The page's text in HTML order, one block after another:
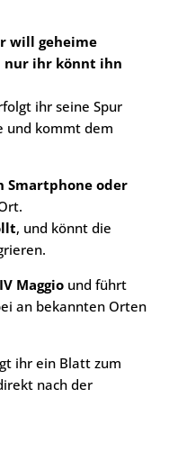
will geheime
nur ihr könnt ihn
ihr seine Spur
und kommt dem
Smartphone oder
, und könnt die
Maggio und führt
an bekannten Orten
ihr ein Blatt zum
nach der